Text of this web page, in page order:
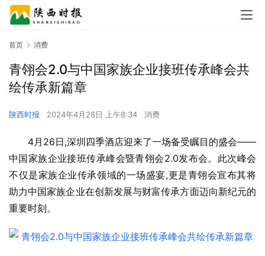
首页 消费
青翎会2.0与中国家族企业接班传承峰会共
绘传承新篇章
陕西时报 2024年4月28日 上午8:34 消费
4月26日,深圳四季酒店迎来了一场备受瞩目的盛会——
中国家族企业接班传承峰会暨青翎会2.0发布会。此次峰会
不仅是家族企业传承领域的一场盛宴,更是青翎会宣布其将
助力中国家族企业在创新发展与财富传承方面迈向新纪元的
重要时刻。